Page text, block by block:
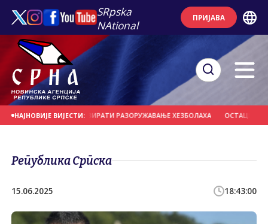
SRpska
NAtional
ПРИЈАВА
НАЈНОВИЈЕ ВИЈЕСТИ:
БИ МОГЛЕ НАДЗИРАТИ РАЗОРУЖАВАЊЕ ХЕЗБОЛАХА ОСТАЦИ ЊЕМАЧКИХ
Република Српска
15.06.2025 18:43:00